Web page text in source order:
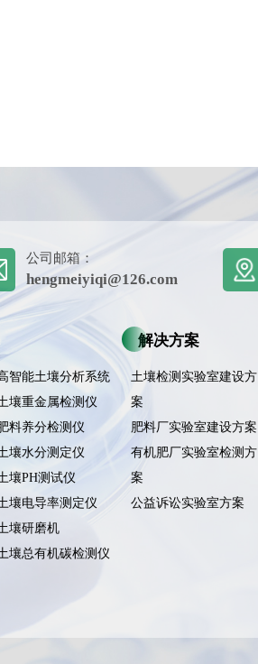
公司邮箱：
hengmeiyiqi@126.com
智能土壤分析系统
壤重金属检测仪
料养分检测仪
壤水分测定仪
壤PH测试仪
壤电导率测定仪
壤研磨机
壤总有机碳检测仪
解决方案
土壤检测实验室建设方
案
肥料厂实验室建设方案
有机肥厂实验室检测方
案
公益诉讼实验室方案